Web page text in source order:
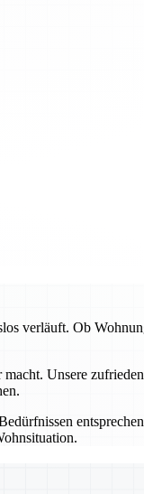
verläuft. Ob
Unsere